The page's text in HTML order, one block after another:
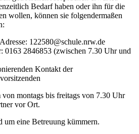
Bedarf haben oder ihn für die
wollen, können sie folgendermaßen
122580@schule.nrw.de
0163 2846853 (zwischen 7.30 Uhr und
Kontakt der
montags bis freitags von 7.30 Uhr
vor Ort.
um eine Betreuung kümmern.